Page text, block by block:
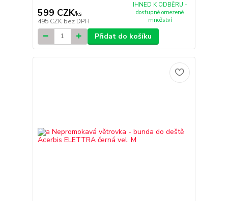
599 CZK/ks
495 CZK bez DPH
IHNED K ODBĚRU -
dostupné omezené
množství
Přidat do košíku